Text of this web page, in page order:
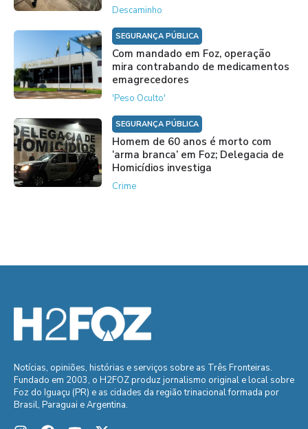
Descaminho
SEGURANÇA PÚBLICA
Com mandado em Foz, operação
mira contrabando de medicamentos
emagrecedores
'Peso Oculto'
SEGURANÇA PÚBLICA
Homem de 60 anos é morto com
‘arma branca’ em Foz; Delegacia de
Homicídios investiga
Crime
Notícias, opiniões, histórias e serviços sobre as Três Fronteiras.
Fundado em 2003, o H2FOZ produz jornalismo original e local sobre
Foz do Iguaçu (PR) e as cidades da região trinacional formada por
Brasil, Paraguai e Argentina.